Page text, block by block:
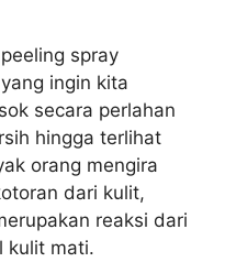
spray
ingin kita
secara perlahan
hingga terlihat
orang mengira
dari kulit,
reaksi dari
kulit mati.